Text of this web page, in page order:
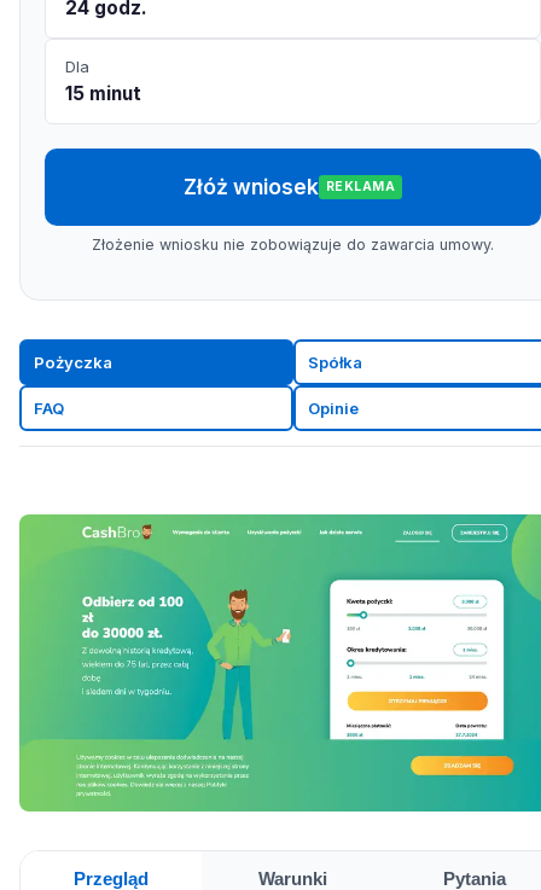
24 godz.
Dla
15 minut
Złóż wniosek REKLAMA
Złożenie wniosku nie zobowiązuje do zawarcia umowy.
Pożyczka Spółka
FAQ Opinie
Przegląd Warunki Pytania